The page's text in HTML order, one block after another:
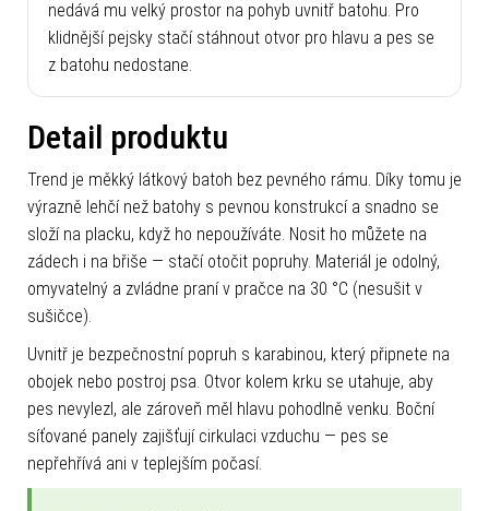
nedává mu velký prostor na pohyb uvnitř batohu. Pro
klidnější pejsky stačí stáhnout otvor pro hlavu a pes se
z batohu nedostane.
Detail produktu
Trend je měkký látkový batoh bez pevného rámu. Díky tomu je
výrazně lehčí než batohy s pevnou konstrukcí a snadno se
složí na placku, když ho nepoužíváte. Nosit ho můžete na
zádech i na břiše — stačí otočit popruhy. Materiál je odolný,
omyvatelný a zvládne praní v pračce na 30 °C (nesušit v
sušičce).
Uvnitř je bezpečnostní popruh s karabinou, který připnete na
obojek nebo postroj psa. Otvor kolem krku se utahuje, aby
pes nevylezl, ale zároveň měl hlavu pohodlně venku. Boční
síťované panely zajišťují cirkulaci vzduchu — pes se
nepřehřívá ani v teplejším počasí.